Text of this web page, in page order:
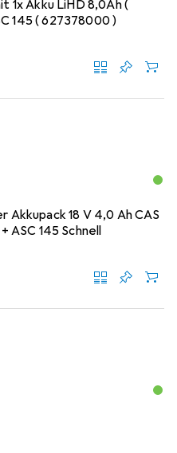
1x Akku LiHD 8,0Ah (
145 ( 627378000 )
Akkupack 18 V 4,0 Ah CAS
ASC 145 Schnell